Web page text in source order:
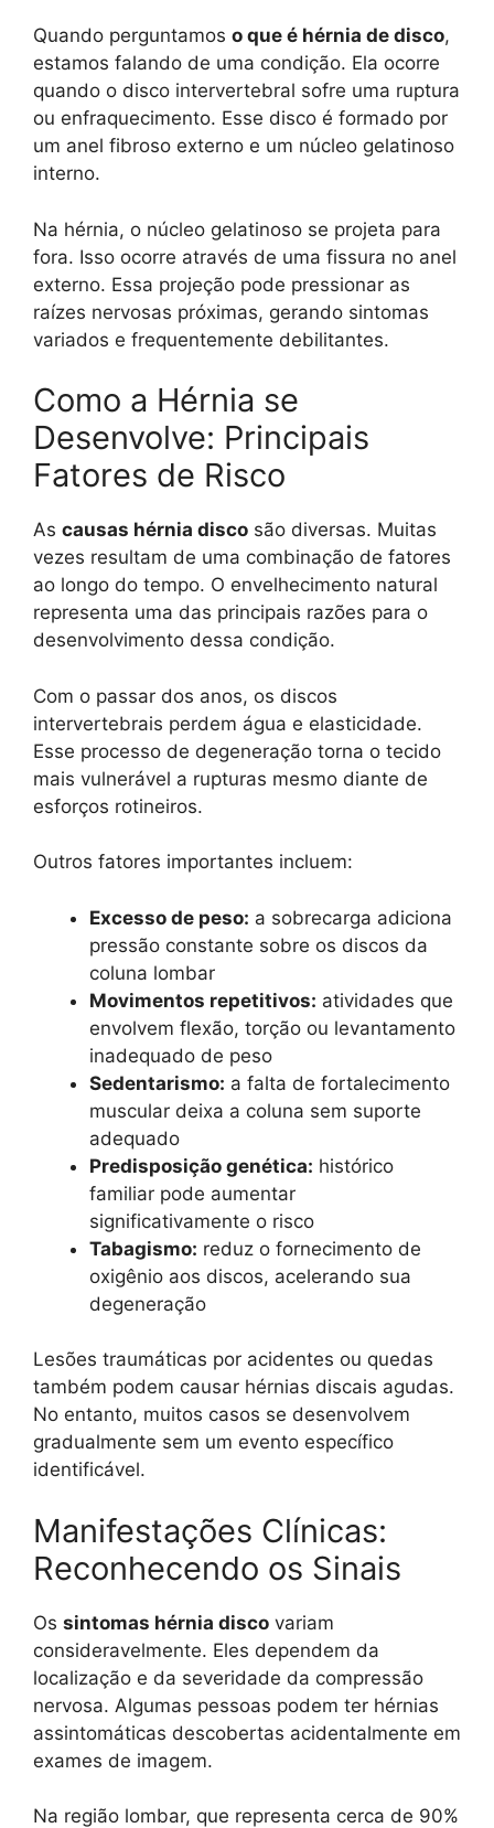
Quando perguntamos o que é hérnia de disco,
estamos falando de uma condição. Ela ocorre
quando o disco intervertebral sofre uma ruptura
ou enfraquecimento. Esse disco é formado por
um anel fibroso externo e um núcleo gelatinoso
interno.
Na hérnia, o núcleo gelatinoso se projeta para
fora. Isso ocorre através de uma fissura no anel
externo. Essa projeção pode pressionar as
raízes nervosas próximas, gerando sintomas
variados e frequentemente debilitantes.
Como a Hérnia se
Desenvolve: Principais
Fatores de Risco
As causas hérnia disco são diversas. Muitas
vezes resultam de uma combinação de fatores
ao longo do tempo. O envelhecimento natural
representa uma das principais razões para o
desenvolvimento dessa condição.
Com o passar dos anos, os discos
intervertebrais perdem água e elasticidade.
Esse processo de degeneração torna o tecido
mais vulnerável a rupturas mesmo diante de
esforços rotineiros.
Outros fatores importantes incluem:
Excesso de peso: a sobrecarga adiciona
pressão constante sobre os discos da
coluna lombar
Movimentos repetitivos: atividades que
envolvem flexão, torção ou levantamento
inadequado de peso
Sedentarismo: a falta de fortalecimento
muscular deixa a coluna sem suporte
adequado
Predisposição genética: histórico
familiar pode aumentar
significativamente o risco
Tabagismo: reduz o fornecimento de
oxigênio aos discos, acelerando sua
degeneração
Lesões traumáticas por acidentes ou quedas
também podem causar hérnias discais agudas.
No entanto, muitos casos se desenvolvem
gradualmente sem um evento específico
identificável.
Manifestações Clínicas:
Reconhecendo os Sinais
Os sintomas hérnia disco variam
consideravelmente. Eles dependem da
localização e da severidade da compressão
nervosa. Algumas pessoas podem ter hérnias
assintomáticas descobertas acidentalmente em
exames de imagem.
Na região lombar, que representa cerca de 90%